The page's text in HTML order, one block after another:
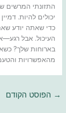
התזונתי המרשים
יכולים להיות.
כדי שאתה יודע
העיכול. אבל
בארוחות שלך?
מהאפשרויות
→ הפוסט הקודם